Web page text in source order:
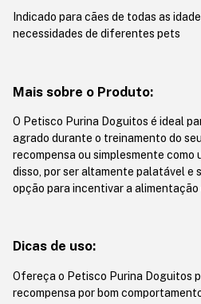
Indicado para cães de todas as
necessidades de diferentes pets
Mais sobre o Produto:
O Petisco Purina Doguitos é ideal
agrado durante o treinamento do
recompensa ou simplesmente como
disso, por ser altamente palatável e
opção para incentivar a alimentação
Dicas de uso:
Ofereça o Petisco Purina Doguitos
recompensa por bom